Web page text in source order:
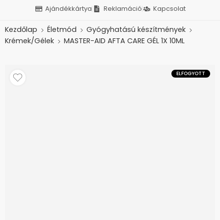
Ajándékkártya Reklamáció Kapcsolat
Kezdőlap Életmód
Gyógyhatású készítmények
Krémek/Gélek
MASTER-AID AFTA CARE GÉL 1X 10ML
ELFOGYOTT